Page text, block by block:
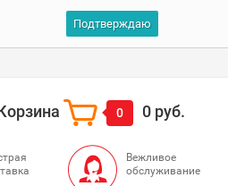
Подтверждаю
0 0 руб.
Вежливое
обслуживание